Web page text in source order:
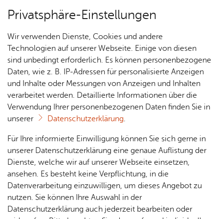
Über­sicht Bür­ger & Stadt
Rat­
haus &
Bür­
ger­
ser­vice
Rat­
häu­ser
Nach­
rich­
ten,
Vi­de­os
& Bil­
der
Me­di­
Jobs
Stel­
len­an­
ge­bo­te
Aus­bil­
dung &
Stu­di­
Bauen
& Um­
welt
Geo­
da­ten
Ge­
sund­
heit &
kum
Essen & Trin­ken
Gast­hof Reb­stock
Vor­le­sen
Im Reb­stock wird seit jeher tra­di­tio­nell schwä­
bisch ge­kocht. Diese Tra­di­ti­on wird durch mo­
der­ne Ein­flüs­se und Ide­en­reich­tum ver­fei­nert.
Privatsphäre-Einstellungen
Wir verwenden Dienste, Cookies und andere
Technologien auf unserer Webseite. Einige von diesen
sind unbedingt erforderlich. Es können personenbezogene
Daten, wie z. B. IP-Adressen für personalisierte Anzeigen
und Inhalte oder Messungen von Anzeigen und Inhalten
verarbeitet werden. Detaillierte Informationen über die
Verwendung Ihrer personenbezogenen Daten finden Sie in
unserer
Datenschutzerklärung.
Für Ihre informierte Einwilligung können Sie sich gerne in
unserer Datenschutzerklärung eine genaue Auflistung der
Dienste, welche wir auf unserer Webseite einsetzen,
ansehen. Es besteht keine Verpflichtung, in die
Datenverarbeitung einzuwilligen, um dieses Angebot zu
nutzen. Sie können Ihre Auswahl in der
Datenschutzerklärung auch jederzeit bearbeiten oder